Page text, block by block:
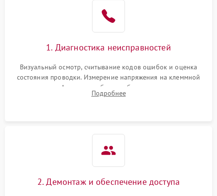
1. Диагностика неисправностей
Визуальный осмотр, считывание кодов ошибок и оценка
состояния проводки. Измерение напряжения на клеммной
колодке. Анализ жалоб на проблемы с нагревом,
конвекцией, панелью управления или блокировкой дверцы.
Подробнее
2. Демонтаж и обеспечение доступа